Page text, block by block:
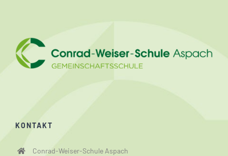
KONTAKT
Conrad-Weiser-Schule Aspach